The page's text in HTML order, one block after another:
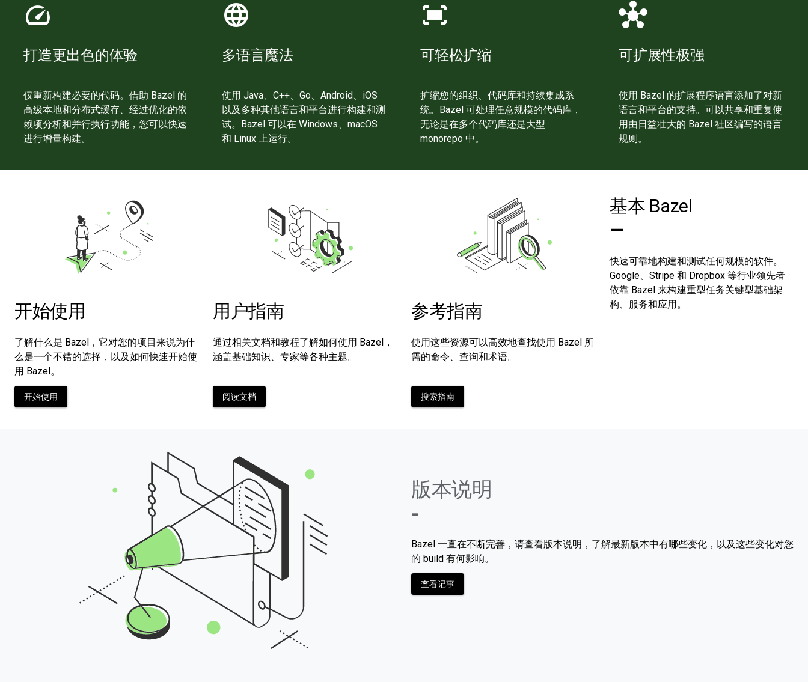
speed
打造更出色的体验
仅重新构建必要的代码。借助 Bazel 的
高级本地和分布式缓存、经过优化的依
赖项分析和并行执行功能，您可以快速
进行增量构建。
language
多语言魔法
使用 Java、C++、Go、Android、iOS
以及多种其他语言和平台进行构建和测
试。Bazel 可以在 Windows、macOS
和 Linux 上运行。
fit_screen
可轻松扩缩
扩缩您的组织、代码库和持续集成系
统。Bazel 可处理任意规模的代码库，
无论是在多个代码库还是大型
monorepo 中。
hub
可扩展性极强
使用 Bazel 的扩展程序语言添加了对新
语言和平台的支持。可以共享和重复使
用由日益壮大的 Bazel 社区编写的语言
规则。
开始使用
了解什么是 Bazel，它对您的项目来说为什
么是一个不错的选择，以及如何快速开始使
用 Bazel。
开始使用
用户指南
通过相关文档和教程了解如何使用 Bazel，
涵盖基础知识、专家等各种主题。
阅读文档
参考指南
使用这些资源可以高效地查找使用 Bazel 所
需的命令、查询和术语。
搜索指南
基本 Bazel
—
快速可靠地构建和测试任何规模的软件。
Google、Stripe 和 Dropbox 等行业领先者
依靠 Bazel 来构建重型任务关键型基础架
构、服务和应用。
版本说明
-
Bazel 一直在不断完善，请查看版本说明，了解最新版本中有哪些变化，以及这些变化对您
的 build 有何影响。
查看记事